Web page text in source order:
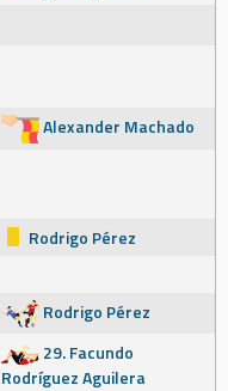
Alexander Machado
Rodrigo Pérez
Rodrigo Pérez
29. Facundo
Rodríguez Aguilera